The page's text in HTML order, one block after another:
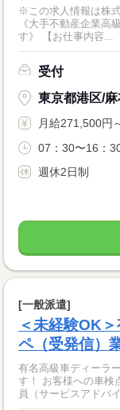
※この求人情報は株
《大手不動産企業高
す》 【お仕事内容...
受付
東京都港区/麻
月給271,500円
07：30〜16：
週休2日制
[一般派遣]
＜未経験OK
ペ（受発信）
有名高級車ディーラ
す！ お客様への車検
員（サービスアドバイ